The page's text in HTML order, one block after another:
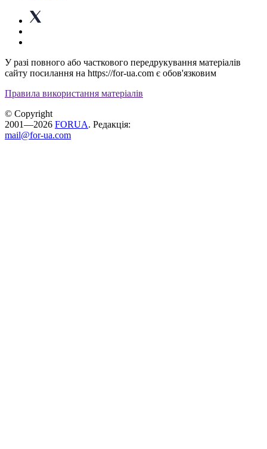
У разі повного або часткового передрукування матеріалів
сайту посилання на https://for-ua.com є обов'язковим
Правила використання матеріалів
© Copyright
2001—2026 FORUA. Редакція:
mail@for-ua.com